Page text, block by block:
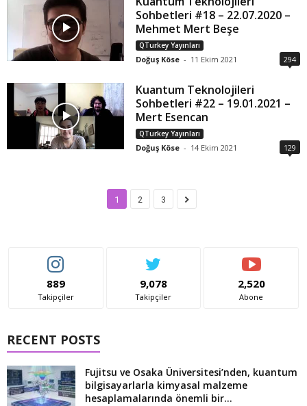
Sohbetleri #18 – 22.07.2020 –
Mehmet Mert Beşe
QTurkey Yayınları
Doğuş Köse - 11 Ekim 2021 294
Kuantum Teknolojileri
Sohbetleri #22 – 19.01.2021 –
Mert Esencan
QTurkey Yayınları
Doğuş Köse - 14 Ekim 2021 129
1 2 3
889
Takipçiler
9,078
Takipçiler
2,520
Abone
RECENT POSTS
Fujitsu ve Osaka Üniversitesi’nden, kuantum
bilgisayarlarla kimyasal malzeme
hesaplamalarında önemli bir...